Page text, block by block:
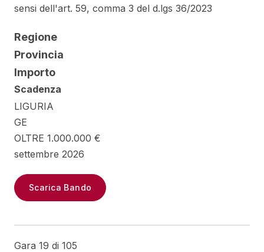
sensi dell'art. 59, comma 3 del d.lgs 36/2023
Regione
Provincia
Importo
Scadenza
LIGURIA
GE
OLTRE 1.000.000 €
settembre 2026
Scarica Bando
Gara 19 di 105